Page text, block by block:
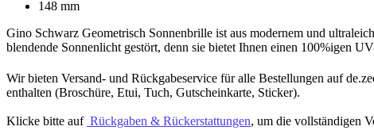
148 mm
Gino Schwarz Geometrisch Sonnenbrille ist aus modernem und
blendende Sonnenlicht gestört, denn sie bietet Ihnen einen 100%igen
Wir bieten Versand- und Rückgabeservice für alle Bestellungen auf
enthalten (Broschüre, Etui, Tuch, Gutscheinkarte, Sticker).
Klicke bitte auf Rückgaben & Rückerstattungen, um die vollständigen